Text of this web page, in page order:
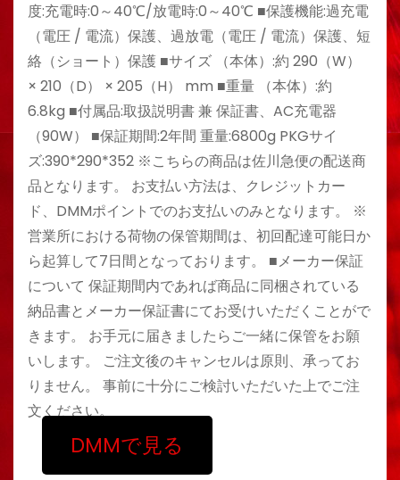
度:充電時:0～40℃/放電時:0～40℃ ■保護機能:過充電
（電圧 / 電流）保護、過放電（電圧 / 電流）保護、短
絡（ショート）保護 ■サイズ （本体）:約 290（W）
× 210（D） × 205（H） mm ■重量 （本体）:約
6.8kg ■付属品:取扱説明書 兼 保証書、AC充電器
（90W） ■保証期間:2年間 重量:6800g PKGサイ
ズ:390*290*352 ※こちらの商品は佐川急便の配送商
品となります。 お支払い方法は、クレジットカー
ド、DMMポイントでのお支払いのみとなります。 ※
営業所における荷物の保管期間は、初回配達可能日か
ら起算して7日間となっております。 ■メーカー保証
について 保証期間内であれば商品に同梱されている
納品書とメーカー保証書にてお受けいただくことがで
きます。 お手元に届きましたらご一緒に保管をお願
いします。 ご注文後のキャンセルは原則、承ってお
りません。 事前に十分にご検討いただいた上でご注
文ください。
DMMで見る